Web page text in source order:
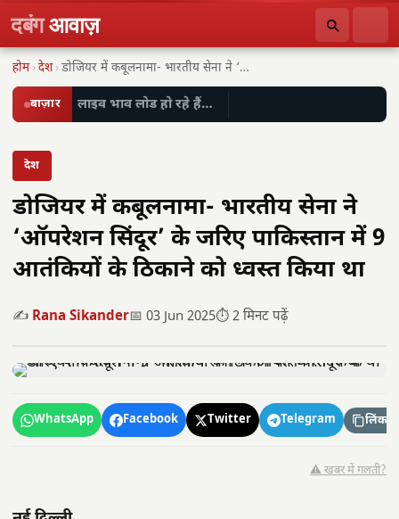
दबंगआवाज़
होम ›देश › डोजियर में कबूलनामा- भारतीय सेना ने ‘ऑपरेशन सिंदूर’…
बाज़ार लाइव भाव लोड हो रहे हैं…
देश
डोजियर में कबूलनामा- भारतीय सेना ने
‘ऑपरेशन सिंदूर’ के जरिए पाकिस्तान में 9
आतंकियों के ठिकाने को ध्वस्त किया था
✍️ Rana Sikander📅 03 Jun 2025⏱️ 2 मिनट पढ़ें
WhatsApp Facebook Twitter Telegram लिंक
⚠️ खबर में गलती?